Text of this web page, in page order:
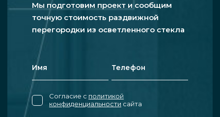
Мы подготовим проект и сообщим
точную стоимость раздвижной
перегородки из осветленного стекла
Согласие с политикой
конфиденциальности сайта